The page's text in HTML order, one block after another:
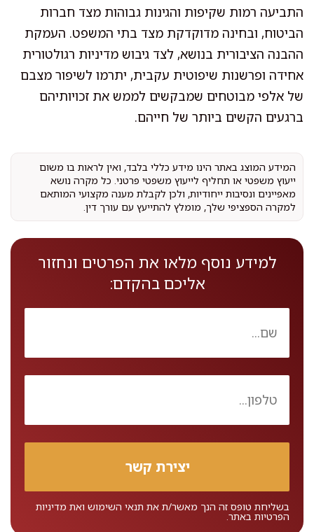
התביעה רמות שקיפות והגינות גבוהות מצד חברות
הביטוח, ובחינה מדוקדקת מצד בתי המשפט. העמקת
ההבנה הציבורית בנושא, לצד גיבוש מדיניות רגולטורית
אחידה ופרשנות שיפוטית עקבית, יתרמו לשיפור מצבם
של אלפי מבוטחים שמבקשים לממש את זכויותיהם
ברגעים הקשים ביותר של חייהם.
המידע המוצג באתר הינו מידע כללי בלבד, ואין לראות בו משום
ייעוץ משפטי או תחליף לייעוץ משפטי פרטני. כל מקרה נושא
מאפיינים ונסיבות ייחודיות, ולכן לקבלת מענה מקצועי המותאם
למקרה הספציפי שלך, מומלץ להתייעץ עם עורך דין.
למידע נוסף מלאו את הפרטים ונחזור
אליכם בהקדם:
בשליחת טופס זה הנך מאשר/ת את תנאי השימוש ואת מדיניות
הפרטיות באתר.